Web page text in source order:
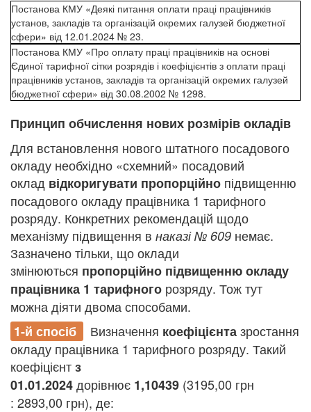
Постанова КМУ «Деякі питання оплати праці працівників
установ, закладів та організацій окремих галузей бюджетної
сфери» від 12.01.2024 № 23.
Постанова КМУ «Про оплату праці працівників на основі
Єдиної тарифної сітки розрядів і коефіцієнтів з оплати праці
працівників установ, закладів та організацій окремих галузей
бюджетної сфери» від 30.08.2002 № 1298.
Принцип обчислення нових розмірів окладів
Для встановлення нового штатного посадового
окладу необхідно «схемний» посадовий
оклад відкоригувати пропорційно підвищенню
посадового окладу працівника 1 тарифного
розряду. Конкретних рекомендацій щодо
механізму підвищення в наказі № 609 немає.
Зазначено тільки, що оклади
змінюються пропорційно підвищенню окладу
працівника 1 тарифного розряду. Тож тут
можна діяти двома способами.
1-й спосіб
Визначення коефіцієнтазростання
окладу працівника 1 тарифного розряду. Такий
коефіцієнтз
01.01.2024дорівнює 1,10439 (3195,00 грн
: 2893,00 грн), де: